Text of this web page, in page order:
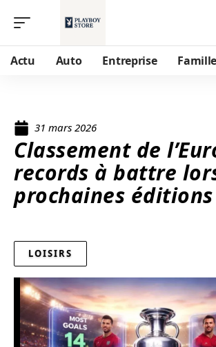
Actu Auto Entreprise Famille
31 mars 2026
Classement de
records à battre
prochaines éditions
LOISIRS